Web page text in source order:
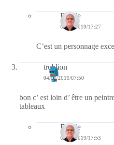
Bernie
07/01/2019/17:27
C’est un personnage
trublion
04/01/2019/07:50
bon c’ est loin d’ être un
tableaux
Bernie
04/01/2019/17:53